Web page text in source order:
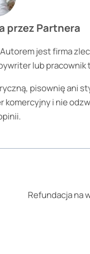
przez Partnera
jest firma
lub pracownik
pisownię ani
komercyjny i nie
Refundacja na